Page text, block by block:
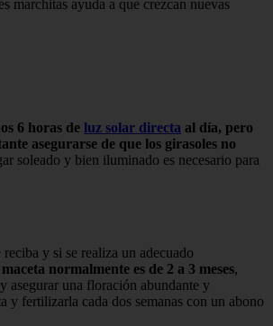
marchitas ayuda a que crezcan nuevas
6 horas de luz solar directa al día, pero
asegurarse de que los girasoles no
soleado y bien iluminado es necesario para
y si se realiza un adecuado
normalmente es de 2 a 3 meses,
asegurar una floración abundante y
y fertilizarla cada dos semanas con un abono